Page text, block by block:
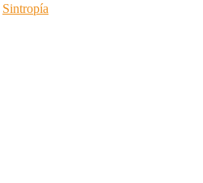
Sintropía